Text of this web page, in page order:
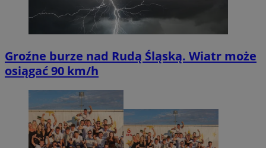
Groźne burze nad Rudą Śląską. Wiatr może
osiągać 90 km/h